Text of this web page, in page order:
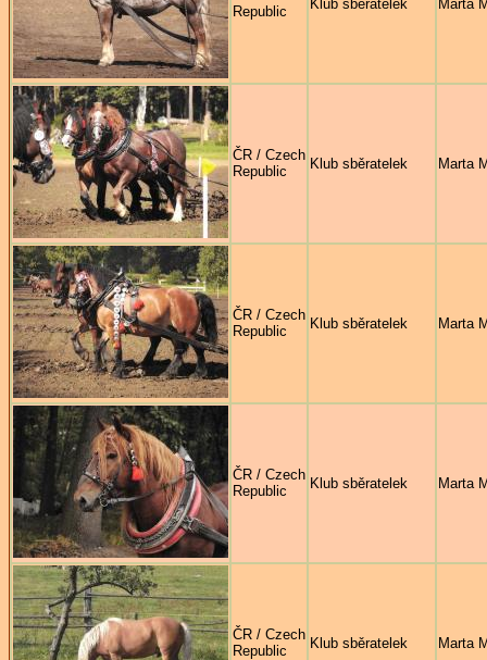
Republic
Klub sběratelek Marta
ČR / Czech
Republic
Klub sběratelek Marta
ČR / Czech
Republic
Klub sběratelek Marta
ČR / Czech
Republic
Klub sběratelek Marta
ČR / Czech
Republic
Klub sběratelek Marta